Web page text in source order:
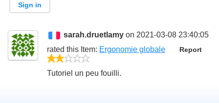
Sign in
sarah.druetlamy on 2021-03-08 23:40:05
Report
rated this Item: Ergonomie globale
Tutoriel un peu fouilli.